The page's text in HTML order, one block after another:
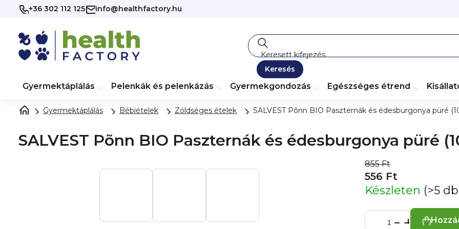
Ugrás
tartalomhoz
+36 302 112 125 info@healthfactory.hu
Keresés
Gyermektáplálás Pelenkák és pelenkázás Gyermekgondozás Egészséges étrend
Gyermektáplálás Bébiételek Zöldséges ételek SALVEST Põnn BIO Paszternák és édesburgonya püré
SALVEST Põnn BIO Paszternák és édesburgonya püré
855 Ft
556 Ft
Készleten (>5